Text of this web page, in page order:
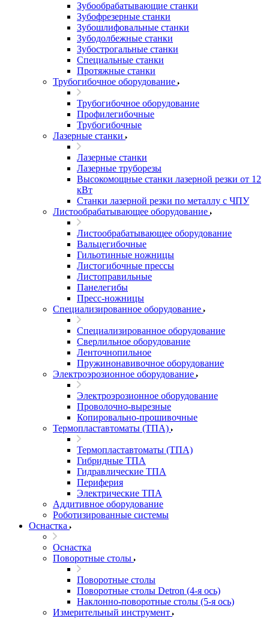
Зубообрабатывающие станки
Зубофрезерные станки
Зубошлифовальные станки
Зубодолбежные станки
Зубострогальные станки
Специальные станки
Протяжные станки
Трубогибочное оборудование
Трубогибочное оборудование
Профилегибочные
Трубогибочные
Лазерные станки
Лазерные станки
Лазерные труборезы
Высокомощные станки лазерной резки от 12
кВт
Станки лазерной резки по металлу с ЧПУ
Листообрабатывающее оборудование
Листообрабатывающее оборудование
Вальцегибочные
Гильотинные ножницы
Листогибочные прессы
Листоправильные
Панелегибы
Пресс-ножницы
Специализированное оборудование
Специализированное оборудование
Сверлильное оборудование
Ленточнопильное
Пружинонавивочное оборудование
Электроэрозионное оборудование
Электроэрозионное оборудование
Проволочно-вырезные
Копировально-прошивочные
Термопластавтоматы (ТПА)
Термопластавтоматы (ТПА)
Гибридные ТПА
Гидравлические ТПА
Периферия
Электрические ТПА
Аддитивное оборудование
Роботизированные системы
Оснастка
Оснастка
Поворотные столы
Поворотные столы
Поворотные столы Detron (4-я ось)
Наклонно-поворотные столы (5-я ось)
Измерительный инструмент